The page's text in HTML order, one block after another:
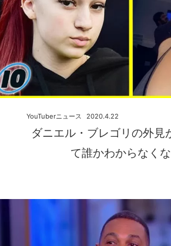
ダニエル・ブレゴリの外見
て誰かわからなく
2020.4.22
YouTuberニュース